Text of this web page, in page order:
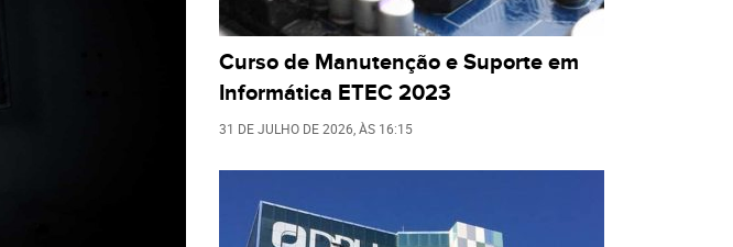
Curso de Manutenção e Suporte em
Informática ETEC 2023
31 DE JULHO DE 2026 , ÀS 16:15